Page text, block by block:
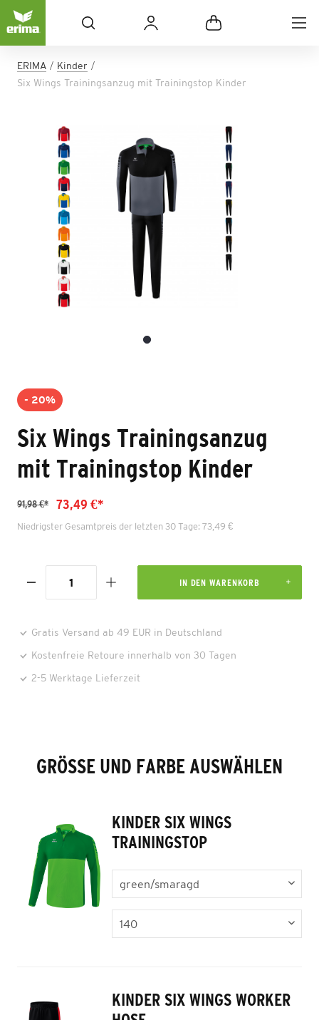
ERIMA
Kinder
Six Wings Trainingsanzug mit Trainingstop Kinder
- 20%
Six Wings Trainingsanzug
mit Trainingstop Kinder
91,98 €* 73,49 €*
Niedrigster Gesamtpreis der letzten 30 Tage: 73,49 €
IN DEN WARENKORB
Gratis Versand ab 49 EUR in Deutschland
Kostenfreie Retoure innerhalb von 30 Tagen
2-5 Werktage Lieferzeit
GRÖSSE UND FARBE AUSWÄHLEN
KINDER SIX WINGS
TRAININGSTOP
KINDER SIX WINGS WORKER